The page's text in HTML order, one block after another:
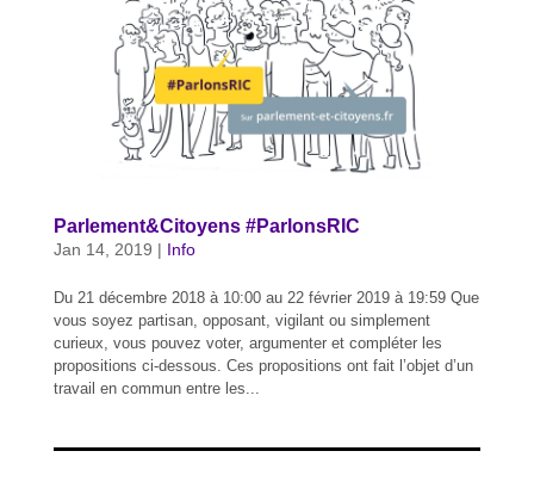
Parlement&Citoyens #ParlonsRIC
Jan 14, 2019 | Info
Du 21 décembre 2018 à 10:00 au 22 février 2019 à 19:59 Que
vous soyez partisan, opposant, vigilant ou simplement
curieux, vous pouvez voter, argumenter et compléter les
propositions ci-dessous. Ces propositions ont fait l’objet d’un
travail en commun entre les...